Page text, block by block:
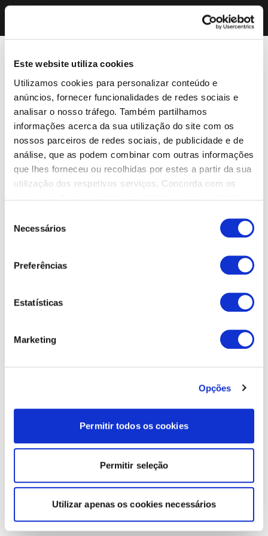
Este website utiliza cookies
Utilizamos cookies para personalizar conteúdo e
anúncios, fornecer funcionalidades de redes sociais e
analisar o nosso tráfego. Também partilhamos
informações acerca da sua utilização do site com os
nossos parceiros de redes sociais, de publicidade e de
análise, que as podem combinar com outras informações
que lhes forneceu ou recolhidas por estes a partir da sua
utilização dos respetivos serviços. Concorda com os
Necessários
Preferências
Estatísticas
Marketing
Opções
Permitir todos os cookies
Permitir seleção
Utilizar apenas os cookies necessários